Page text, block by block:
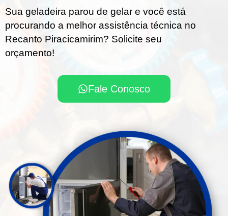
Sua geladeira parou de gelar e você está
procurando a melhor assistência técnica no
Recanto Piracicamirim? Solicite seu
orçamento!
Fale Conosco